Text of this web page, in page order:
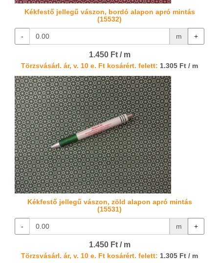
Kékfestő jellegű vászon, bordó alapon apró mintás
(15532)
- m +
1.450 Ft / m
Törzsvásárl. ár, v. 10 e. Ft kosárért. felett: 1.305 Ft / m
Kékfestő jellegű vászon, zöld alapon apró mintás
(15531)
- m +
1.450 Ft / m
Törzsvásárl. ár, v. 10 e. Ft kosárért. felett: 1.305 Ft / m